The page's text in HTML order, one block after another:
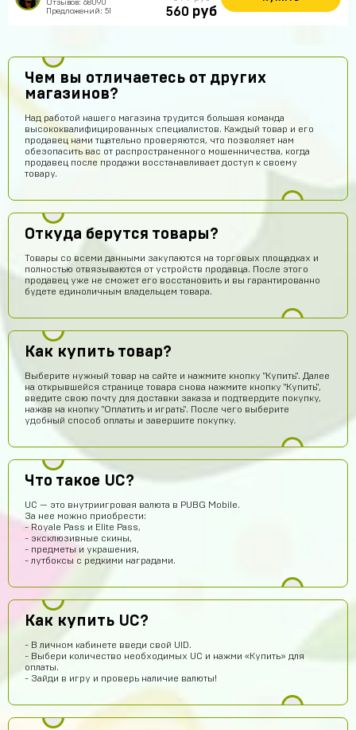
Отзывов: 68090
Предложений: 51
560 руб
Чем вы отличаетесь от других
магазинов?
Над работой нашего магазина трудится большая команда
высококвалифицированных специалистов. Каждый товар и его
продавец нами тщательно проверяются, что позволяет нам
обезопасить вас от распространенного мошенничества, когда
продавец после продажи восстанавливает доступ к своему
товару.
Откуда берутся товары?
Товары со всеми данными закупаются на торговых площадках и
полностью отвязываются от устройств продавца. После этого
продавец уже не сможет его восстановить и вы гарантированно
будете единоличным владельцем товара.
Как купить товар?
Выберите нужный товар на сайте и нажмите кнопку "Купить". Далее
на открывшейся странице товара снова нажмите кнопку "Купить",
введите свою почту для доставки заказа и подтвердите покупку,
нажав на кнопку "Оплатить и играть". После чего выберите
удобный способ оплаты и завершите покупку.
Что такое UC?
UC — это внутриигровая валюта в PUBG Mobile.
За нее можно приобрести:
- Royale Pass и Elite Pass,
- эксклюзивные скины,
- предметы и украшения,
- лутбоксы с редкими наградами.
Как купить UC?
- В личном кабинете введи свой UID.
- Выбери количество необходимых UC и нажми «Купить» для
оплаты.
- Зайди в игру и проверь наличие валюты!
15 часов назад
привет
one love
имба
stickers01
Эльжан Якутов